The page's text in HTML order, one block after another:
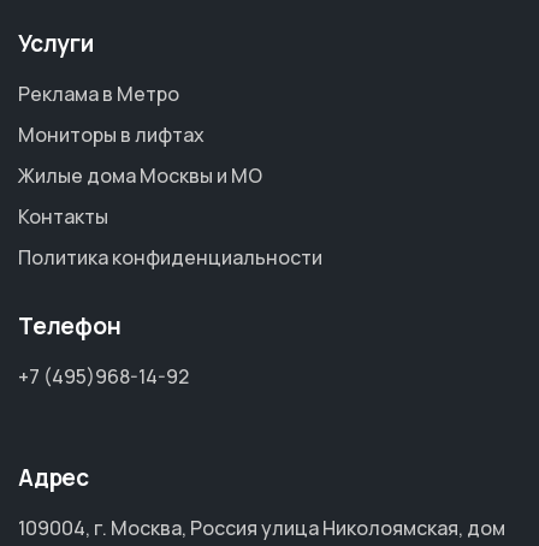
Услуги
Реклама в Метро
Мониторы в лифтах
Жилые дома Москвы и МО
Контакты
Политика конфиденциальности
Телефон
+7 (495)968-14-92
Адрес
109004, г. Москва, Россия улица Николоямская, дом